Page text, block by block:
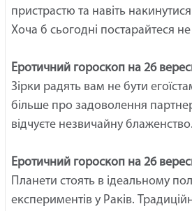
пристрастю та навіть
Хоча б сьогодні постарайтеся
Еротичний гороскоп на 26
Зірки радять вам не бути
більше про задоволення
відчуєте незвичайну блаженство.
Еротичний гороскоп на 26
Планети стоять в ідеальному
експериментів у Раків.